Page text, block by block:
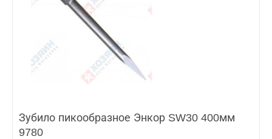
Зубило пикообразное Энкор SW30 400мм
9780